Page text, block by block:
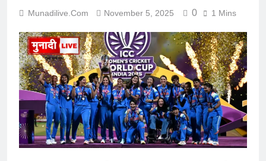
Munadilive.com November 5, 2025 0 1 Mins